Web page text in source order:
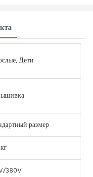
Дети
размер
380V